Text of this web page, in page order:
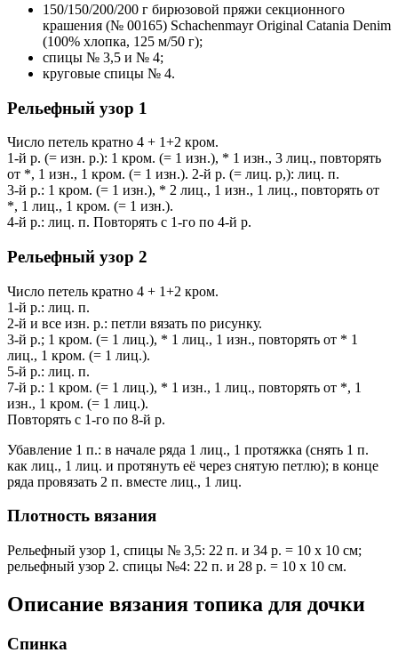
150/150/200/200 г бирюзовой пряжи секционного
крашения (№ 00165) Schachenmayr Original Catania Denim
(100% хлопка, 125 м/50 г);
спицы № 3,5 и № 4;
круговые спицы № 4.
Рельефный узор 1
Число петель кратно 4 + 1+2 кром.
1-й р. (= изн. р.): 1 кром. (= 1 изн.), * 1 изн., 3 лиц., повторять
от *, 1 изн., 1 кром. (= 1 изн.). 2-й р. (= лиц. р,): лиц. п.
3-й р.: 1 кром. (= 1 изн.), * 2 лиц., 1 изн., 1 лиц., повторять от
*, 1 лиц., 1 кром. (= 1 изн.).
4-й р.: лиц. п. Повторять с 1-го по 4-й р.
Рельефный узор 2
Число петель кратно 4 + 1+2 кром.
1-й р.: лиц. п.
2-й и все изн. р.: петли вязать по рисунку.
3-й р.; 1 кром. (= 1 лиц.), * 1 лиц., 1 изн., повторять от * 1
лиц., 1 кром. (= 1 лиц.).
5-й р.: лиц. п.
7-й р.: 1 кром. (= 1 лиц.), * 1 изн., 1 лиц., повторять от *, 1
изн., 1 кром. (= 1 лиц.).
Повторять с 1-го по 8-й р.
Убавление 1 п.: в начале ряда 1 лиц., 1 протяжка (снять 1 п.
как лиц., 1 лиц. и протянуть её через снятую петлю); в конце
ряда провязать 2 п. вместе лиц., 1 лиц.
Плотность вязания
Рельефный узор 1, спицы № 3,5: 22 п. и 34 р. = 10 х 10 см;
рельефный узор 2. спицы №4: 22 п. и 28 р. = 10 х 10 см.
Описание вязания топика для дочки
Спинка